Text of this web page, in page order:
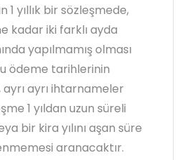
yıllık bir sözleşmede,
kadar iki farklı ayda
yapılmamış olması
ödeme tarihlerinin
ayrı ihtarnameler
1 yıldan uzun süreli
bir kira yılını aşan süre
aranacaktır.